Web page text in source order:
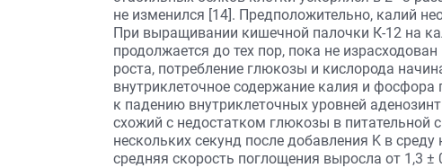
не изменился [14]. Предположительно, калий
При выращивании кишечной палочки К-12 на
продолжается до тех пор, пока не
роста, потребление глюкозы и кислорода
внутриклеточное содержание калия и
к падению внутриклеточных уровней
схожий с недостатком глюкозы в питательной
нескольких секунд после добавления K в
средняя скорость поглощения выросла от 1,3 ±